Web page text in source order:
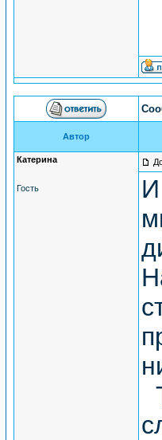
Автор
Катерина
Гость